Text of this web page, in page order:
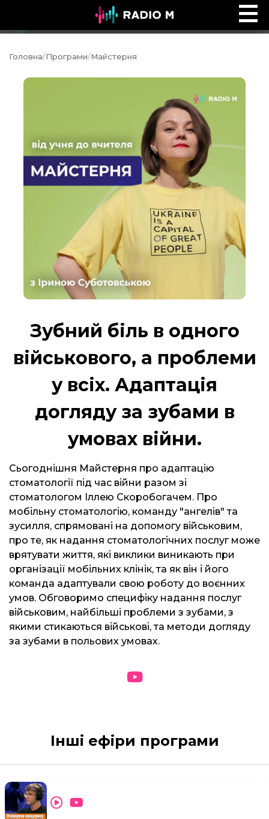
Music Ocean
Головна/Програми/Майстерня
Зубний біль в одного
військового, а проблеми
у всіх. Адаптація
догляду за зубами в
умовах війни.
Сьогоднішня Майстерня про адаптацію
стоматології під час війни разом зі
стоматологом Іллею Скоробогачем. Про
мобільну стоматологію, команду "ангелів" та
зусилля, спрямовані на допомогу військовим,
про те, як надання стоматологічних послуг може
врятувати життя, які виклики виникають при
організації мобільних клінік, та як він і його
команда адаптували свою роботу до воєнних
умов. Обговоримо специфіку надання послуг
військовим, найбільші проблеми з зубами, з
якими стикаються військові, та методи догляду
за зубами в польових умовах.
Інші ефіри програми